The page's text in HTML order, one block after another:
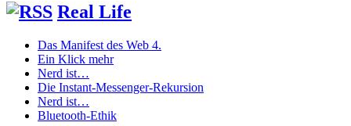
Real Life
Das Manifest des Web 4.
Ein Klick mehr
Nerd ist…
Die Instant-Messenger-Rekursion
Nerd ist…
Bluetooth-Ethik